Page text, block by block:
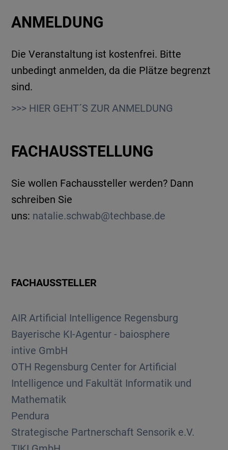
ANMELDUNG
Die Veranstaltung ist kostenfrei. Bitte
unbedingt anmelden, da die Plätze begrenzt
sind.
>>> HIER GEHT´S ZUR ANMELDUNG
FACHAUSSTELLUNG
Sie wollen Fachaussteller werden? Dann
schreiben Sie
uns: natalie.schwab@techbase.de
FACHAUSSTELLER
AIR Artificial Intelligence Regensburg
Bayerische KI-Agentur - baiosphere
intive GmbH
OTH Regensburg Center for Artificial
Intelligence und Fakultät Informatik und
Mathematik
Pendura
Strategische Partnerschaft Sensorik e.V.